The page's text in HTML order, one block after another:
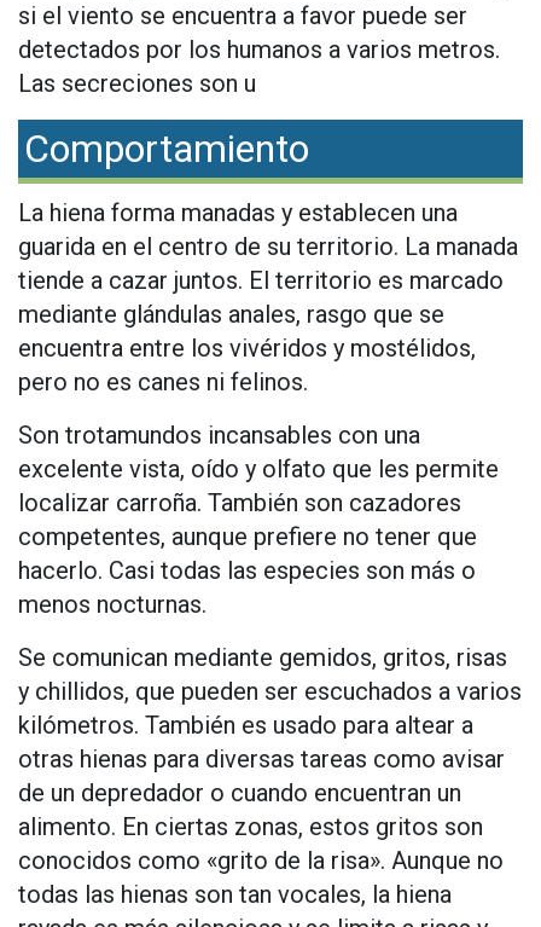
si el viento se encuentra a favor puede ser
detectados por los humanos a varios metros.
Las secreciones son u
Comportamiento
La hiena forma manadas y establecen una
guarida en el centro de su territorio. La manada
tiende a cazar juntos. El territorio es marcado
mediante glándulas anales, rasgo que se
encuentra entre los vivéridos y mostélidos,
pero no es canes ni felinos.
Son trotamundos incansables con una
excelente vista, oído y olfato que les permite
localizar carroña. También son cazadores
competentes, aunque prefiere no tener que
hacerlo. Casi todas las especies son más o
menos nocturnas.
Se comunican mediante gemidos, gritos, risas
y chillidos, que pueden ser escuchados a varios
kilómetros. También es usado para altear a
otras hienas para diversas tareas como avisar
de un depredador o cuando encuentran un
alimento. En ciertas zonas, estos gritos son
conocidos como «grito de la risa». Aunque no
todas las hienas son tan vocales, la hiena